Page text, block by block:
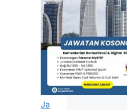
Ja